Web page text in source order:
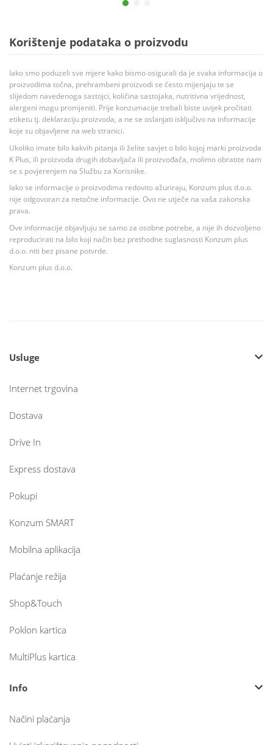
Korištenje podataka o proizvodu
Iako smo poduzeli sve mjere kako bismo osigurali da je svaka informacija o
proizvodima točna, prehrambeni proizvodi se često mijenjaju te se
slijedom navedenoga sastojci, količina sastojaka, nutritivna vrijednost,
alergeni mogu promjeniti. Prije konzumacije trebali biste uvijek pročitati
etiketu tj. deklaraciju proizvoda, a ne se oslanjati isključivo na informacije
koje su objavljene na web stranici.
Ukoliko imate bilo kakvih pitanja ili želite savjet o bilo kojoj marki proizvoda
K Plus, ili proizvoda drugih dobavljača ili proizvođača, molimo obratite nam
se s povjerenjem na Službu za Korisnike.
Iako se informacije o proizvodima redovito ažuriraju, Konzum plus d.o.o.
nije odgovoran za netočne informacije. Ovo ne utječe na vaša zakonska
prava.
Ove informacije objavljuju se samo za osobne potrebe, a nije ih dozvoljeno
reproducirati na bilo koji način bez prethodne suglasnosti Konzum plus
d.o.o. niti bez pisane potvrde.
Konzum plus d.o.o.
Usluge
Internet trgovina
Dostava
Drive In
Express dostava
Pokupi
Konzum SMART
Mobilna aplikacija
Plaćanje režija
Shop&Touch
Poklon kartica
MultiPlus kartica
Info
Načini plaćanja